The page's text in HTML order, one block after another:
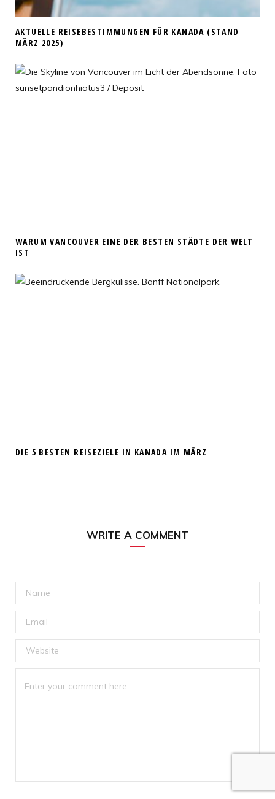
AKTUELLE REISEBESTIMMUNGEN FÜR KANADA (STAND
MÄRZ 2025)
WARUM VANCOUVER EINE DER BESTEN STÄDTE DER WELT
IST
DIE 5 BESTEN REISEZIELE IN KANADA IM MÄRZ
WRITE A COMMENT